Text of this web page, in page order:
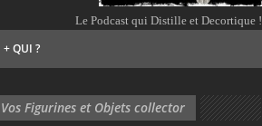
Le Podcast qui Distille et Decortique !
QUI ?
+
Vos Figurines et Objets collector